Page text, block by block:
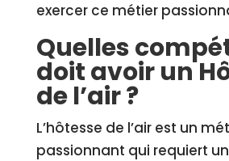
exercer ce métier
Quelles
doit avoir un
de l’air ?
L’hôtesse de l’air est un
passionnant qui requiert